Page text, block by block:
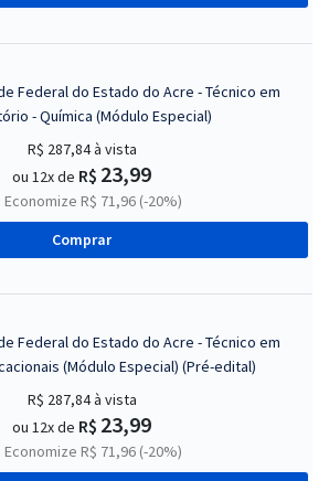
Federal do Estado do Acre - Técnico em
- Química (Módulo Especial)
R$ 287,84à vista
ou 12x de R$ 23,99
Economize R$ 71,96 (-20%)
Comprar
Federal do Estado do Acre - Técnico em
(Módulo Especial) (Pré-edital)
R$ 287,84à vista
ou 12x de R$ 23,99
Economize R$ 71,96 (-20%)